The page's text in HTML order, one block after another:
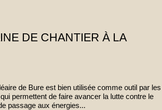
DE CHANTIER À LA
de Bure est bien utilisée comme outil par les
permettent de faire avancer la lutte contre le
passage aux énergies...